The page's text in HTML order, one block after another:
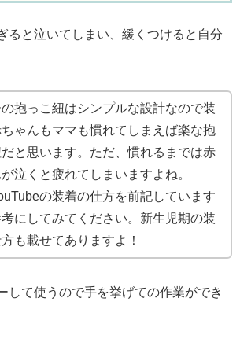
ると泣いてしまい、緩くつけると自分
抱っこ紐はシンプルな設計なので装
ゃんもママも慣れてしまえば楽な抱
だと思います。ただ、慣れるまでは赤
泣くと疲れてしまいますよね。
の装着の仕方を前記しています
にしてみてください。新生児期の装
も載せてありますよ！
して使うので手を挙げての作業ができ